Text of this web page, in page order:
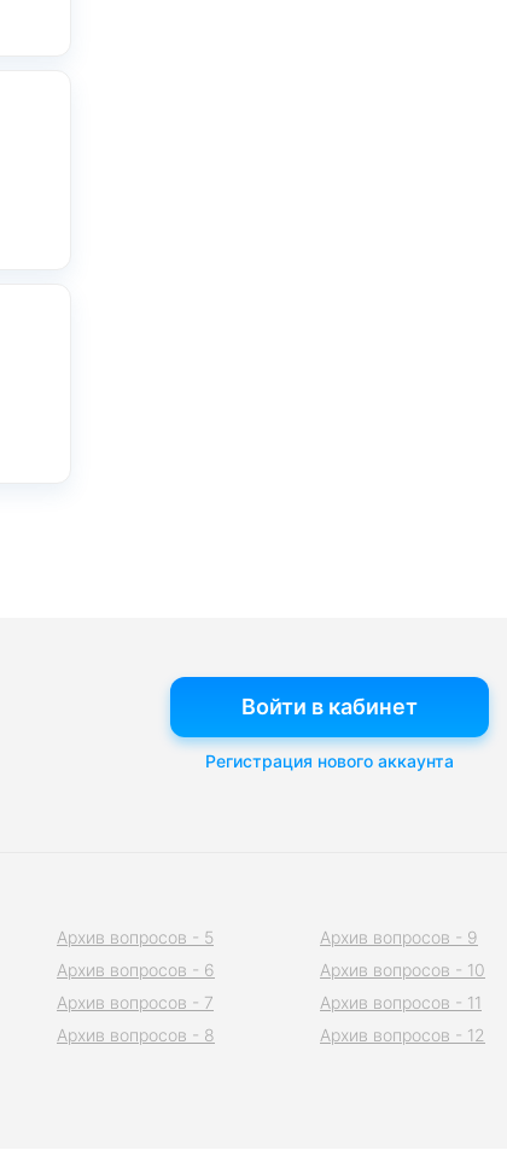
Войти в кабинет
Регистрация нового аккаунта
Архив вопросов - 5
Архив вопросов - 6
Архив вопросов - 7
Архив вопросов - 8
Архив вопросов - 9
Архив вопросов - 10
Архив вопросов - 11
Архив вопросов - 12